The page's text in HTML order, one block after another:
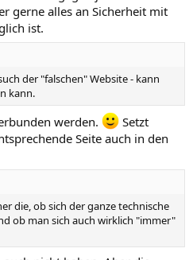
gerne alles an Sicherheit mit
ist.
der "falschen" Website - kann
kann.
werden.
Setzt
Seite auch in den
die, ob sich der ganze technische
ob man sich auch wirklich "immer"